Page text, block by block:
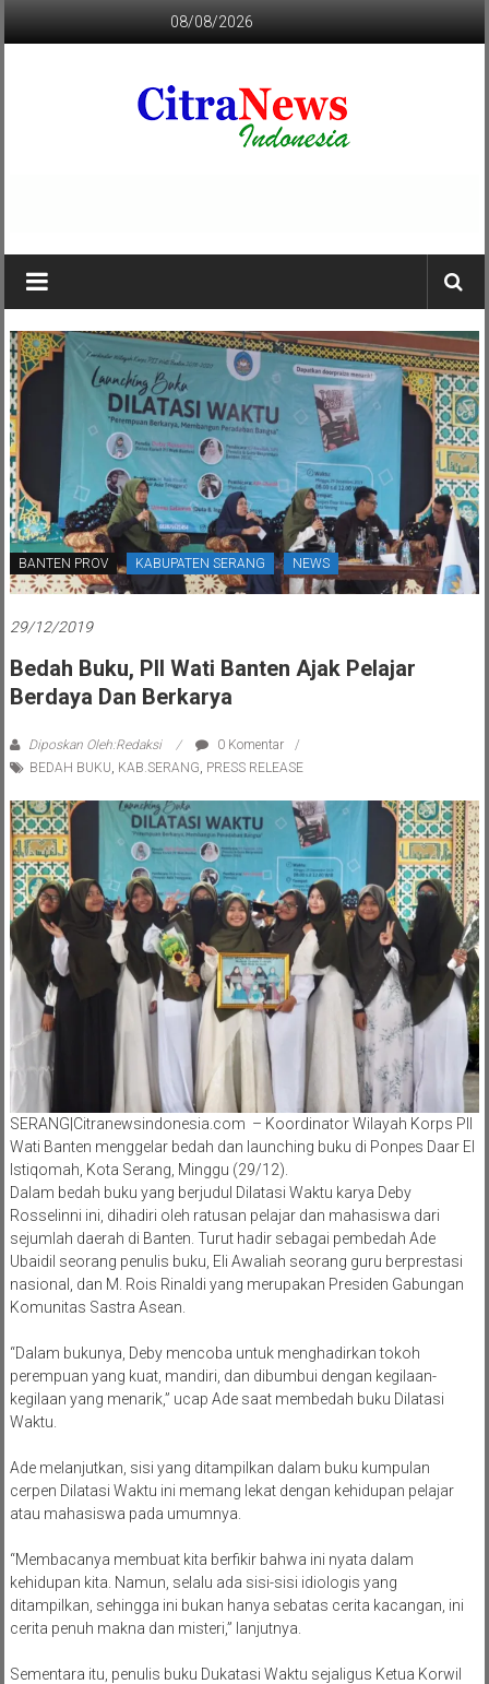
08/08/2026
BERANI
DAN
KRISTIS
BANTEN PROV KABUPATEN SERANG NEWS
29/12/2019
Bedah Buku, PII Wati Banten Ajak Pelajar
Berdaya Dan Berkarya
Diposkan Oleh:Redaksi
0 Komentar
BEDAH BUKU, KAB.SERANG, PRESS RELEASE
SERANG|Citranewsindonesia.com – Koordinator Wilayah Korps PII
Wati Banten menggelar bedah dan launching buku di Ponpes Daar El
Istiqomah, Kota Serang, Minggu (29/12).
Dalam bedah buku yang berjudul Dilatasi Waktu karya Deby
Rosselinni ini, dihadiri oleh ratusan pelajar dan mahasiswa dari
sejumlah daerah di Banten. Turut hadir sebagai pembedah Ade
Ubaidil seorang penulis buku, Eli Awaliah seorang guru berprestasi
nasional, dan M. Rois Rinaldi yang merupakan Presiden Gabungan
Komunitas Sastra Asean.
“Dalam bukunya, Deby mencoba untuk menghadirkan tokoh
perempuan yang kuat, mandiri, dan dibumbui dengan kegilaan-
kegilaan yang menarik,” ucap Ade saat membedah buku Dilatasi
Waktu.
Ade melanjutkan, sisi yang ditampilkan dalam buku kumpulan
cerpen Dilatasi Waktu ini memang lekat dengan kehidupan pelajar
atau mahasiswa pada umumnya.
“Membacanya membuat kita berfikir bahwa ini nyata dalam
kehidupan kita. Namun, selalu ada sisi-sisi idiologis yang
ditampilkan, sehingga ini bukan hanya sebatas cerita kacangan, ini
cerita penuh makna dan misteri,” lanjutnya.
Sementara itu, penulis buku Dukatasi Waktu sejaligus Ketua Korwil